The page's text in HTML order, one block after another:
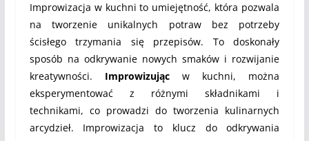
Improwizacja w kuchni to umiejętność, która pozwala
na tworzenie unikalnych potraw bez potrzeby
ścisłego trzymania się przepisów. To doskonały
sposób na odkrywanie nowych smaków i rozwijanie
kreatywności. Improwizującw kuchni, można
eksperymentować z różnymi składnikami i
technikami, co prowadzi do tworzenia kulinarnych
arcydzieł. Improwizacja to klucz do odkrywania